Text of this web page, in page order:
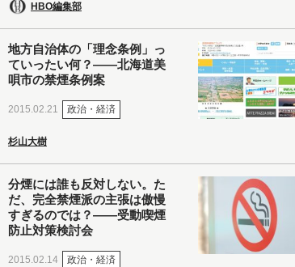
HBO編集部
地方自治体の「理念条例」っ
ていったい何？――北海道美
唄市の禁煙条例案
2015.02.21 政治・経済
杉山大樹
分煙には誰も反対しない。た
だ、完全禁煙派の主張は傲慢
すぎるのでは？――受動喫煙
防止対策検討会
2015.02.14 政治・経済